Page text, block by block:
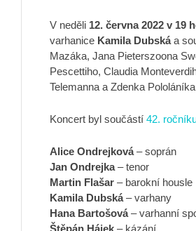
V neděli 12. června 2022 v 19
varhanice Kamila Dubskáa
Mazáka, Jana Pieterszoona
Pescettiho, Claudia
Telemanna a Zdenka
Koncert byl součástí 42.
Alice Ondrejková– soprán
Jan Ondrejka– tenor
Martin Flašar – barokní housle
Kamila Dubská– varhany
Hana Bartošová– varhanní
Štěpán Hájek – kázání